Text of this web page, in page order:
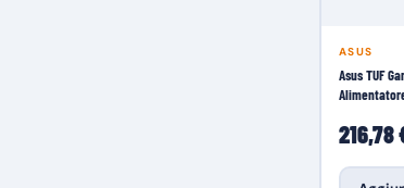
ASUS
Asus TUF
216,78